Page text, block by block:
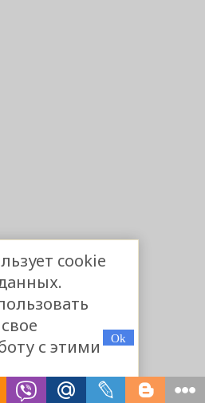
cookie
с этими